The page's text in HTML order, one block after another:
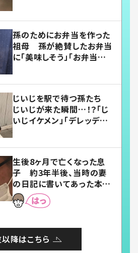
孫のためにお弁当を作った
祖母 孫が絶賛したお弁当
に「美味しそう」「お弁当すご
じいじを駅で待つ孫たち
じいじが来た瞬間…！？「じ
いじイケメン」「デレッデレ」
生後8ヶ月で亡くなった息
子 約3年半後、当時の妻
の日記に書いてあった本音
とは
降はこちら